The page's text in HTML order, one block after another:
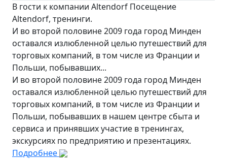
В гости к компании Altendorf Посещение
Altendorf, тренинги.
И во второй половине 2009 года город Минден
оставался излюбленной целью путешествий для
торговых компаний, в том числе из Франции и
Польши, побывавших...
И во второй половине 2009 года город Минден
оставался излюбленной целью путешествий для
торговых компаний, в том числе из Франции и
Польши, побывавших в нашем центре сбыта и
сервиса и принявших участие в тренингах,
экскурсиях по предприятию и презентациях.
Подробнее